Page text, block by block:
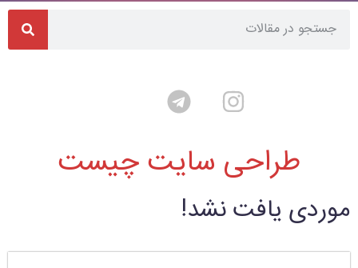
طراحی سایت چیست
موردی یافت نشد!